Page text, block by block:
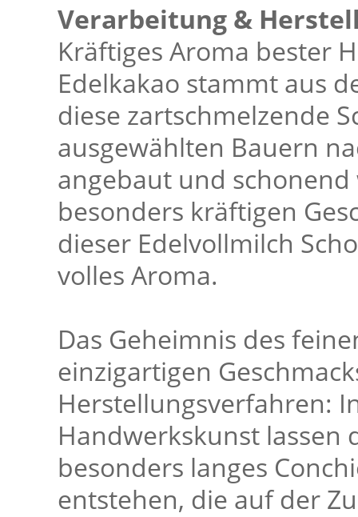
Verarbeitung &
Kräftiges Aroma bester
Edelkakao stammt aus
diese zartschmelzende
ausgewählten Bauern
angebaut und
besonders kräftigen
dieser Edelvollmilch
volles Aroma.
Das Geheimnis des
einzigartigen
Herstellungsverfahren:
Handwerkskunst lassen
besonders langes
entstehen, die auf der